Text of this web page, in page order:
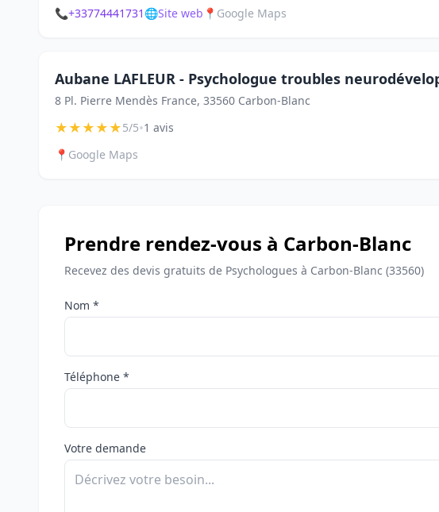
📞+33774441731 🌐Site web 📍 Google Maps
Aubane LAFLEUR - Psychologue troubles
8 Pl. Pierre Mendès France, 33560 Carbon-Blanc
★★★★★5/5•1 avis
📍 Google Maps
Prendre rendez-vous à Carbon-Blanc
Recevez des devis gratuits de Psychologues à Carbon-Blanc (33560)
Nom *
Téléphone *
Votre demande